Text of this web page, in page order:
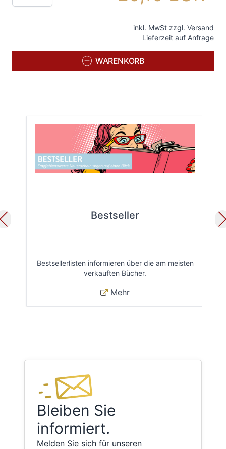
inkl. MwSt zzgl. Versand
Lieferzeit auf Anfrage
WARENKORB
Bestseller
Bestsellerlisten informieren über die am meisten
verkauften Bücher.
Mehr
Bleiben Sie
informiert.
Melden Sie sich für unseren